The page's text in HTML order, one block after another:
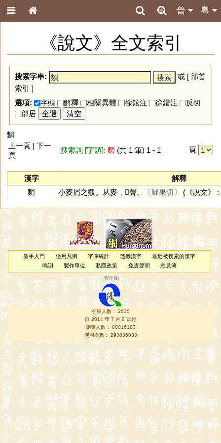
粵
普
《說文》全文索引
搜索字串: 或 [ 部首
索引 ]
選項:
字頭 解釋 相關異體 徐鉉注 徐鍇注
反切
部居
全選 清空
䵀
上一頁 | 下一
頁
搜索詞 [字頭]: 䵀 (共 1 筆) 1 - 1 頁
漢字
解釋
䵀
小麥屑之覈。从麥，𧴪聲。 〔穌果切〕 (《說文》 :
新手入門 使用凡例 字庫統計 隨機漢字
最近被搜索的漢字
鳴謝
製作單位 私隱政策 免責聲明 意見簿
（管理員 ）
在線人數： 2635
自 2014 年 7 月 8 日起
瀏覽人數： 80016183
使用次數： 293836033